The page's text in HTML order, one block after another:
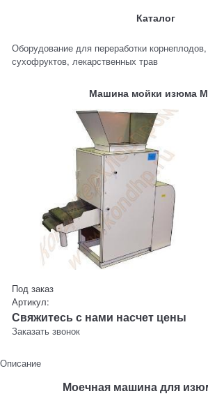
Каталог
Оборудование для переработки
сухофруктов, лекарственных трав
Машина мойки изюма
Под заказ
Артикул:
Свяжитесь с нами насчет цены
Заказать звонок
Описание
Моечная машина для